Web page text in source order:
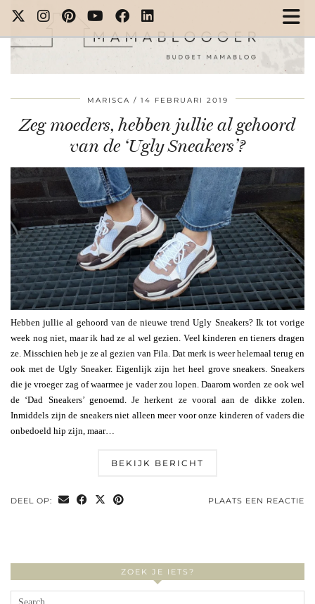
MARISCA 14 FEBRUARI 2019
Zeg moeders, hebben jullie al gehoord
van de ‘Ugly Sneakers’?
Hebben jullie al gehoord van de nieuwe trend Ugly Sneakers? Ik tot vorige
week nog niet, maar ik had ze al wel gezien. Veel kinderen en tieners dragen
ze. Misschien heb je ze al gezien van Fila. Dat merk is weer helemaal terug en
ook met de Ugly Sneaker. Eigenlijk zijn het heel grove sneakers. Sneakers
die je vroeger zag of waarmee je vader zou lopen. Daarom worden ze ook wel
de ‘Dad Sneakers’ genoemd. Je herkent ze vooral aan de dikke zolen.
Inmiddels zijn de sneakers niet alleen meer voor onze kinderen of vaders die
onbedoeld hip zijn, maar…
BEKIJK BERICHT
DEEL OP: PLAATS EEN REACTIE
ZOEK JE IETS?